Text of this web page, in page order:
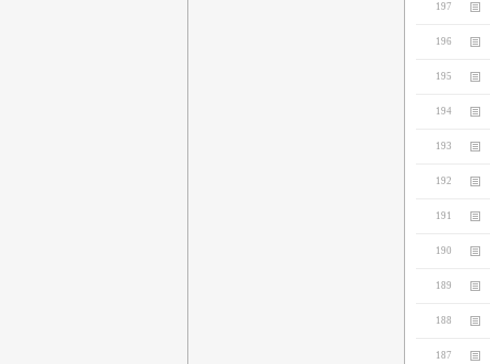
197
196
195
194
193
192
191
190
189
188
187